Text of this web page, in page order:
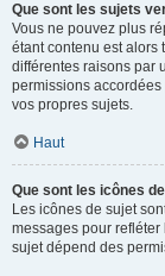
Que sont les sujets
Vous ne pouvez plus
étant contenu est alors
différentes raisons par
permissions
vos propres sujets.
Haut
Que sont les icônes
Les icônes de sujet
messages pour refléter
sujet dépend des